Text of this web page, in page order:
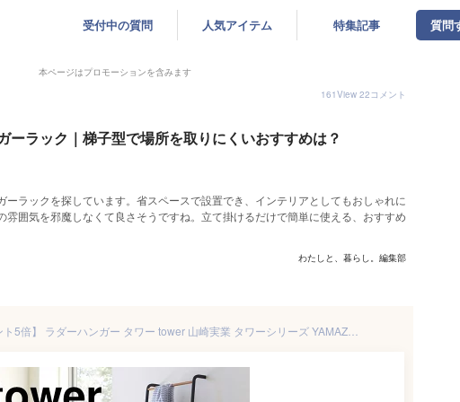
受付中の質問 人気アイテム 特集記事 質問
本ページはプロモーションを含みます
161View 22コメント
ーラック｜梯子型で場所を取りにくいおすすめは？
ーラックを探しています。省スペースで設置でき、インテリアとしてもおしゃれに
雰囲気を邪魔しなくて良さそうですね。立て掛けるだけで簡単に使える、おすすめ
わたしと、暮らし。編集部